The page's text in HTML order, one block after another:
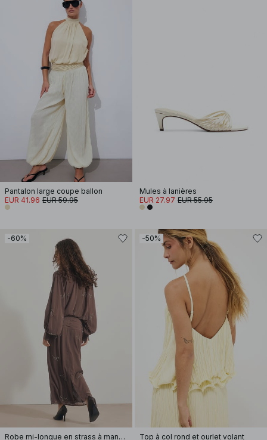
Pantalon large coupe ballon
EUR 41.96 EUR 59.95
Mules à lanières
EUR 27.97 EUR 55.95
-60%
Robe mi-longue en strass à manches longues
-50%
Top à col rond et ourlet volant